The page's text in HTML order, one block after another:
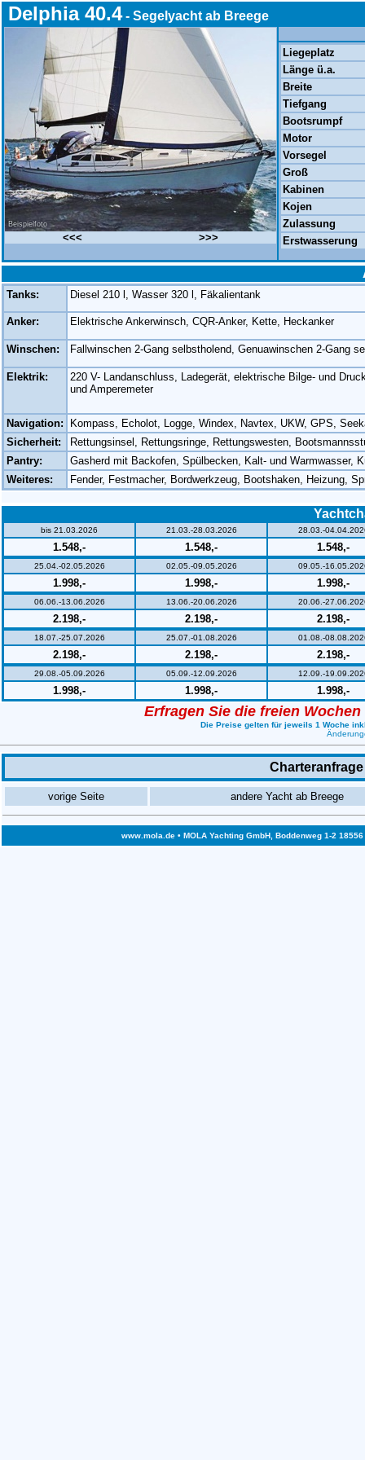
Delphia 40.4- Segelyacht ab Breege
Beispielfoto
<<< >>>
Liegeplatz
Länge ü.a.
Breite
Tiefgang
Bootsrumpf
Motor
Vorsegel
Groß
Kabinen
Kojen
Zulassung
Erstwasserung
Tanks: Diesel 210 l, Wasser 320 l, Fäkalientank
Anker: Elektrische Ankerwinsch, CQR-Anker, Kette, Heckanker
Winschen: Fallwinschen 2-Gang selbstholend, Genuawinschen 2-Gang
Elektrik:
220 V- Landanschluss, Ladegerät, elektrische Bilge- und
und Amperemeter
Navigation:
Kompass, Echolot, Logge, Windex, Navtex, UKW, GPS,
Sicherheit:
Rettungsinsel, Rettungsringe, Rettungswesten,
Pantry:
Gasherd mit Backofen, Spülbecken, Kalt- und Warmwasser,
Weiteres:
Fender, Festmacher, Bordwerkzeug, Bootshaken, Heizung,
bis 21.03.2026 21.03.-28.03.2026 28.03.-
1.548,- 1.548,- 1.548,-
25.04.-02.05.2026 02.05.-09.05.2026 09.05.-
1.998,- 1.998,- 1.998,-
06.06.-13.06.2026 13.06.-20.06.2026 20.06.-
2.198,- 2.198,- 2.198,-
18.07.-25.07.2026 25.07.-01.08.2026 01.08.-
2.198,- 2.198,- 2.198,-
29.08.-05.09.2026 05.09.-12.09.2026 12.09.-
1.998,- 1.998,- 1.998,-
Erfragen Sie die freien
Die Preise gelten für jeweils 1 Woche
vorige Seite andere Yacht ab Breege
www.mola.de• MOLA Yachting GmbH, Boddenweg 1-2